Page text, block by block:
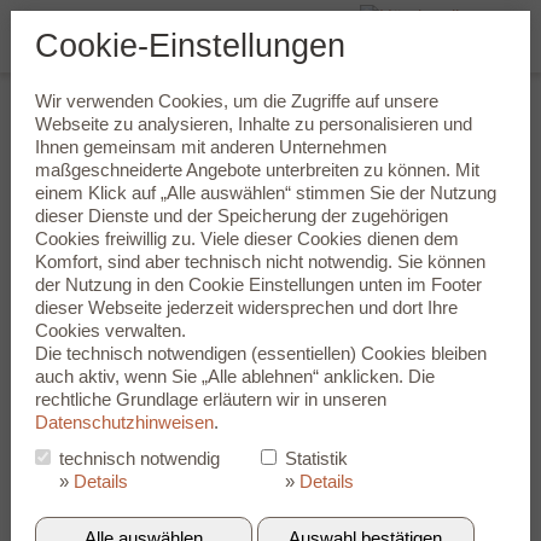
Im Interesse Ihrer Ohren: Jetzt
Beratungstermin vereinbaren!
Vollkommen ungestört und in entspannter Atmosphäre lässt es
sich wohl am leichtesten über das vielschichtige Thema Hören
sprechen. Wir nehmen uns daher viel Zeit für Sie und Ihre
Fragen. Und durch unsere gezielte Fragestellung können wir
besser einschätzen, ob es sich in Ihrem Fall um einen
plötzlichen oder einen schleichenden Hörverlust handelt. Das
macht es uns einfacher, die individuell auf Sie zugeschnittene
Hörlösung zu finden.
Allein mit welch verblüffenden technischen Tricks und Kniffen
Ihnen Hightech-Hörgeräte das Leben angenehmer gestalten,
wäre schon ein Thema für sich. Wir legen daher großen Wert
auf einen festen Termin für Ihre individuelle Beratung. So
Cookie-Einstellungen
Wir verwenden Cookies, um die Zugriffe auf unsere
Webseite zu analysieren, Inhalte zu personalisieren und
Ihnen gemeinsam mit anderen Unternehmen
maßgeschneiderte Angebote unterbreiten zu können. Mit
einem Klick auf „Alle auswählen“ stimmen Sie der Nutzung
dieser Dienste und der Speicherung der zugehörigen
Cookies freiwillig zu. Viele dieser Cookies dienen dem
Komfort, sind aber technisch nicht notwendig. Sie können
der Nutzung in den Cookie Einstellungenunten im Footer
dieser Webseite jederzeit widersprechen und dort Ihre
Cookies verwalten.
Die technisch notwendigen (essentiellen) Cookies bleiben
auch aktiv, wenn Sie „Alle ablehnen“ anklicken. Die
rechtliche Grundlage erläutern wir in unseren
Datenschutzhinweisen.
technisch notwendig
» Details
Statistik
» Details